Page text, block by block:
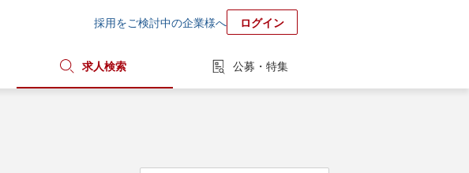
採用をご検討中の企業様へ ログイン
求人検索 公募・特集